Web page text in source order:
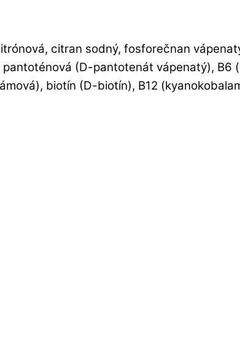
citran sodný, fosforečnan
(D-pantotenát vápenatý), B6
biotín (D-biotín), B12